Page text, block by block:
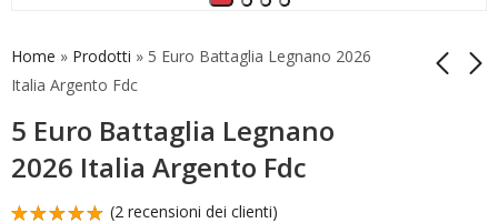
Home » Prodotti » 5 Euro Battaglia Legnano 2026
Italia Argento Fdc
5 Euro Battaglia Legnano
2026 Italia Argento Fdc
5 Euro Fondazione
(2 recensioni dei clienti)